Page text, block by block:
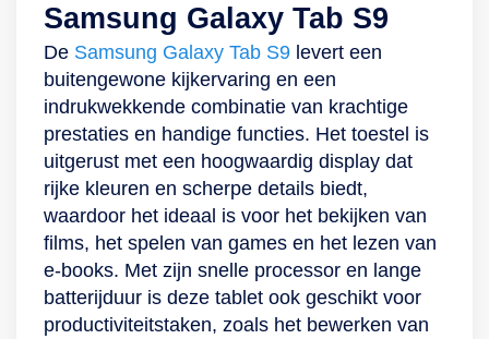
dat je goed
verstaanbaar bent
en je de ander ook
goed verstaat. Het is
wel belangrijk dat je
een goede
wifiverbinding hebt
en natuurlijk genoeg
batterij. Maar
dankzij de
8.000mAh-accu en
meegeleverde 45-
digitaal plezier
beleven! Ontgrendel
in een ogenblik met
de camera’s Deze
Samsung-tablet is
natuurlijk voorzien
van camera’s. Op de
behuizing zit een 8-
megapixelcamera
en in de rand zit een
selfiecamera met 5
megapixel. Maak
Samsung Galaxy Tab S9
De Samsung Galaxy Tab S9 levert een
buitengewone kijkervaring en een
indrukwekkende combinatie van krachtige
prestaties en handige functies. Het toestel is
uitgerust met een hoogwaardig display dat
rijke kleuren en scherpe details biedt,
waardoor het ideaal is voor het bekijken van
films, het spelen van games en het lezen van
e-books. Met zijn snelle processor en lange
batterijduur is deze tablet ook geschikt voor
productiviteitstaken, zoals het bewerken van